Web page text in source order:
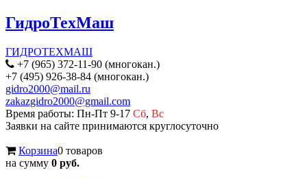
ГидроТехМаш
ГИДРОТЕХМАШ
+7 (965) 372-11-90 (многокан.)
+7 (495) 926-38-84 (многокан.)
gidro2000@mail.ru
zakazgidro2000@gmail.com
Время работы: Пн-Пт 9-17 Сб, Вс
Заявки на сайте принимаются круглосуточно
Корзина0 товаров
на сумму 0 руб.